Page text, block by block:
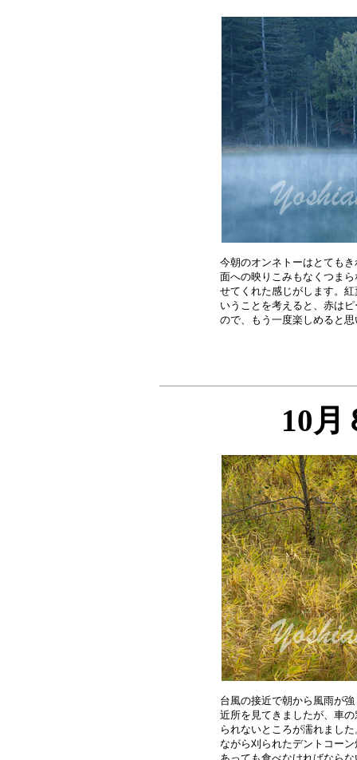
今朝のオンネトーはとても
面への映りこみもなくつま
せてくれた感じがします。
いうことを考えると、赤は
10月
台風の接近で朝から風雨が
近所を見てきましたが、車
られないところが濡れまし
ながら刈られたデントコー